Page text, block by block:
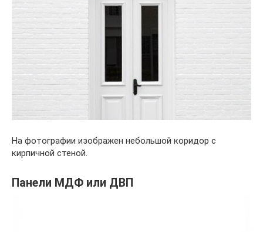
На фотографии изображен небольшой коридор с
кирпичной стеной.
Панели МДФ или ДВП